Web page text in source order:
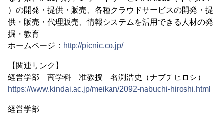
）の開発・提供・販売、各種クラウドサービスの開発・提
供・販売・代理販売、情報システムを活用できる人材の発
掘・教育
ホームページ： http://picnic.co.jp/
【関連リンク】
経営学部 商学科 准教授 名渕浩史（ナブチヒロシ）
https://www.kindai.ac.jp/meikan/2092-nabuchi-hiroshi.html
経営学部